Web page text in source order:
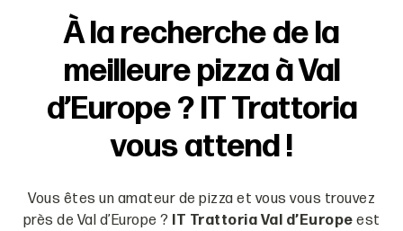
À la recherche de la
meilleure pizza à Val
d’Europe ? IT Trattoria
vous attend !
Vous êtes un amateur de pizza et vous vous trouvez
près de Val d’Europe ? IT Trattoria Val d’Europe est